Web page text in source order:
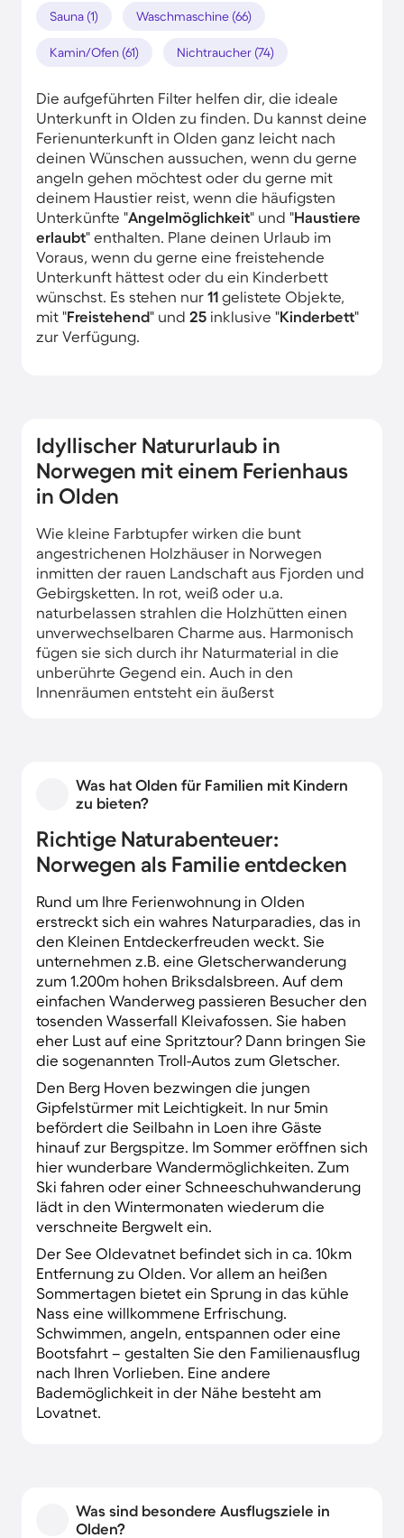
Sauna (1) Waschmaschine (66)
Kamin/Ofen (61) Nichtraucher (74)
Die aufgeführten Filter helfen dir, die ideale
Unterkunft in Olden zu finden. Du kannst deine
Ferienunterkunft in Olden ganz leicht nach
deinen Wünschen aussuchen, wenn du gerne
angeln gehen möchtest oder du gerne mit
deinem Haustier reist, wenn die häufigsten
Unterkünfte "Angelmöglichkeit" und "Haustiere
erlaubt" enthalten. Plane deinen Urlaub im
Voraus, wenn du gerne eine freistehende
Unterkunft hättest oder du ein Kinderbett
wünschst. Es stehen nur 11 gelistete Objekte,
mit "Freistehend" und 25 inklusive "Kinderbett"
zur Verfügung.
Idyllischer Natururlaub in
Norwegen mit einem Ferienhaus
in Olden
Wie kleine Farbtupfer wirken die bunt
angestrichenen Holzhäuser in Norwegen
inmitten der rauen Landschaft aus Fjorden und
Gebirgsketten. In rot, weiß oder u.a.
naturbelassen strahlen die Holzhütten einen
unverwechselbaren Charme aus. Harmonisch
fügen sie sich durch ihr Naturmaterial in die
unberührte Gegend ein. Auch in den
Innenräumen entsteht ein äußerst
z.B. nur wenige Meter vom Wasser entfernt.
Idyllische Ruhe finden Sie am Innvikfjords, der
bei einem Wanderausflug die herrliche
Berglandschaft in Norwegen. Ihr Abend klingt
traumhaften Panoramablick aus.
Was hat Olden für Familien mit Kindern
zu bieten?
Richtige Naturabenteuer:
Norwegen als Familie entdecken
Rund um Ihre Ferienwohnung in Olden
erstreckt sich ein wahres Naturparadies, das in
den Kleinen Entdeckerfreuden weckt. Sie
unternehmen z.B. eine Gletscherwanderung
zum 1.200m hohen Briksdalsbreen. Auf dem
einfachen Wanderweg passieren Besucher den
tosenden Wasserfall Kleivafossen. Sie haben
eher Lust auf eine Spritztour? Dann bringen Sie
die sogenannten Troll-Autos zum Gletscher.
Den Berg Hoven bezwingen die jungen
Gipfelstürmer mit Leichtigkeit. In nur 5min
befördert die Seilbahn in Loen ihre Gäste
hinauf zur Bergspitze. Im Sommer eröffnen sich
hier wunderbare Wandermöglichkeiten. Zum
Ski fahren oder einer Schneeschuhwanderung
lädt in den Wintermonaten wiederum die
verschneite Bergwelt ein.
Der See Oldevatnet befindet sich in ca. 10km
Entfernung zu Olden. Vor allem an heißen
Sommertagen bietet ein Sprung in das kühle
Nass eine willkommene Erfrischung.
Schwimmen, angeln, entspannen oder eine
Bootsfahrt – gestalten Sie den Familienausflug
nach Ihren Vorlieben. Eine andere
Bademöglichkeit in der Nähe besteht am
Lovatnet.
Was sind besondere Ausflugsziele in
Olden?